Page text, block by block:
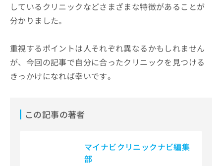
しているクリニックなどさまざまな特徴があることが
分かりました。
重視するポイントは人それぞれ異なるかもしれません
が、今回の記事で自分に合ったクリニックを見つける
きっかけになれば幸いです。
この記事の著者
マイナビクリニックナビ編集
部